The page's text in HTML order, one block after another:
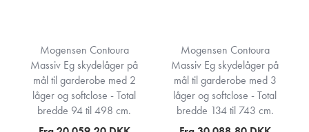
Mogensen Contoura
Massiv Eg skydelåger på
mål til garderobe med 2
låger og softclose - Total
bredde 94 til 498 cm.
Mogensen Contoura
Massiv Eg skydelåger på
mål til garderobe med 3
låger og softclose - Total
bredde 134 til 743 cm.